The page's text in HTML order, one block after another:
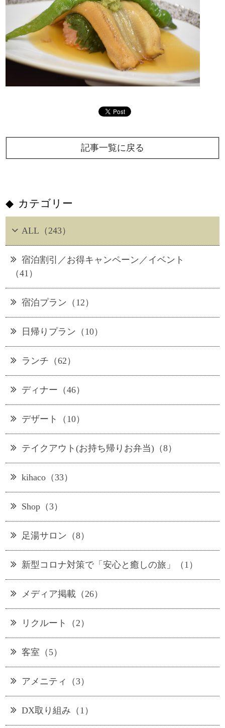
記事一覧に戻る
カテゴリー
ALL（243）
宿泊割引／お得キャンペーン／イベント
（41）
宿泊プラン（12）
日帰りプラン（10）
ランチ（62）
ディナー（46）
デザート（10）
テイクアウト(お持ち帰りお弁当)（8）
kihaco（33）
Shop（3）
足湯サロン（8）
新型コロナ対策で「安心と癒しの旅」（1）
メディア掲載（26）
リクルート（2）
客室（5）
アメニティ（3）
DX取り組み（1）